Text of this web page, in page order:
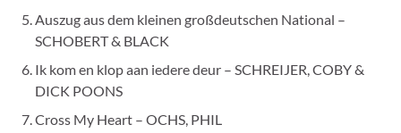
Auszug aus dem kleinen großdeutschen National –
SCHOBERT & BLACK
Ik kom en klop aan iedere deur – SCHREIJER, COBY &
DICK POONS
Cross My Heart – OCHS, PHIL